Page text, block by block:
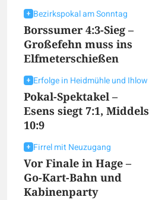
Bezirkspokal am Sonntag
Borssumer 4:3-Sieg –
Großefehn muss ins
Elfmeterschießen
Erfolge in Heidmühle und Ihlow
Pokal-Spektakel –
Esens siegt 7:1, Middels
10:9
Firrel mit Neuzugang
Vor Finale in Hage –
Go-Kart-Bahn und
Kabinenparty